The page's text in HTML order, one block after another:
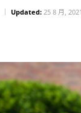
Updated: 25 8 月, 2021